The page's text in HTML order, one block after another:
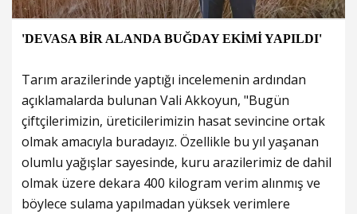
'DEVASA BİR ALANDA BUĞDAY EKİMİ YAPILDI'
Tarım arazilerinde yaptığı incelemenin ardından
açıklamalarda bulunan Vali Akkoyun, "Bugün
çiftçilerimizin, üreticilerimizin hasat sevincine ortak
olmak amacıyla buradayız. Özellikle bu yıl yaşanan
olumlu yağışlar sayesinde, kuru arazilerimiz de dahil
olmak üzere dekara 400 kilogram verim alınmış ve
böylece sulama yapılmadan yüksek verimlere